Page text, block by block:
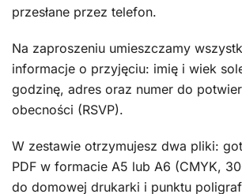
przesłane przez telefon.
Na zaproszeniu umieszczamy
informacje o przyjęciu: imię i wiek
godzinę, adres oraz numer do
obecności (RSVP).
W zestawie otrzymujesz dwa pliki:
PDF w formacie A5 lub A6 (CMYK,
do domowej drukarki i punktu